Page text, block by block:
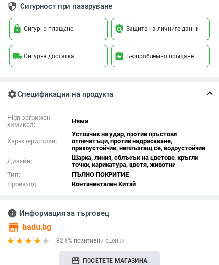
security Сигурност при пазаруване
lock Сигурно плащане policy Защита на личните данни
local_shipping Сигурна доставка assignment_return Безпроблемно връщане
settingsСпецификации на продукта
Hign-загрижен
химикал:
Няма
Характеристики:
Устойчив на удар, против пръстови
отпечатъци, против надраскване,
прахоустойчив, неплъзгащ се, водоустойчив
Дизайн:
Шарка, линия, сблъсък на цветове, кръгли
точки, карикатура, цветя, животни
Тип:
ПЪЛНО ПОКРИТИЕ
Произход:
Континентален Китай
info Информация за търговец
store badu.bg
82.8% позитивни оценки
storefront ПОСЕТЕТЕ МАГАЗИНА